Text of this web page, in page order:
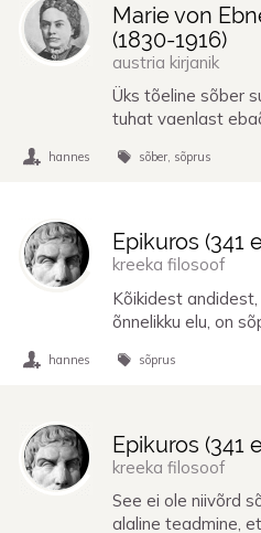
Marie von
(1830-1916)
austria kirjanik
Üks tõeline sõber
tuhat vaenlast
hannes sõber sõprus
Epikuros (341
kreeka filosoof
Kõikidest
õnnelikku elu, on
hannes sõprus
Epikuros (341
kreeka filosoof
See ei ole niivõrd
alaline teadmine,